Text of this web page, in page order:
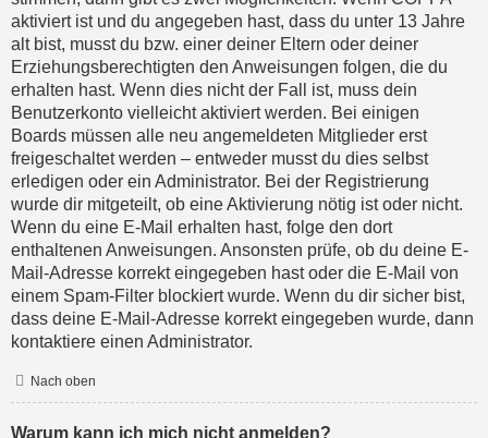
aktiviert ist und du angegeben hast, dass du unter 13 Jahre
alt bist, musst du bzw. einer deiner Eltern oder deiner
Erziehungsberechtigten den Anweisungen folgen, die du
erhalten hast. Wenn dies nicht der Fall ist, muss dein
Benutzerkonto vielleicht aktiviert werden. Bei einigen
Boards müssen alle neu angemeldeten Mitglieder erst
freigeschaltet werden – entweder musst du dies selbst
erledigen oder ein Administrator. Bei der Registrierung
wurde dir mitgeteilt, ob eine Aktivierung nötig ist oder nicht.
Wenn du eine E-Mail erhalten hast, folge den dort
enthaltenen Anweisungen. Ansonsten prüfe, ob du deine E-
Mail-Adresse korrekt eingegeben hast oder die E-Mail von
einem Spam-Filter blockiert wurde. Wenn du dir sicher bist,
dass deine E-Mail-Adresse korrekt eingegeben wurde, dann
kontaktiere einen Administrator.
Nach oben
Warum kann ich mich nicht anmelden?